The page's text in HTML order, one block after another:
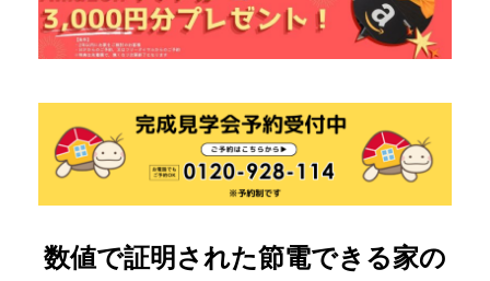
数値で証明された節電できる家の